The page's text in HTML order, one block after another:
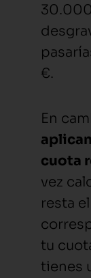
€.
En
cuota
vez
resta
tu
tienes